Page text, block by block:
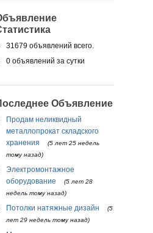
31679 объявлений всего.
0 объявлений за сутки
Объявление
Продам неликвидный
металлопрокат складского
хранения
(5 лет 25 недель
тому назад)
Электромонтажное
оборудование
(5 лет 28
недель тому назад)
Потолки натяжные дизайн
(5
лет 29 недель тому назад)